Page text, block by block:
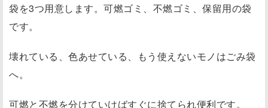
袋を3つ用意します。可燃ゴミ、不燃ゴミ、保留用の袋
です。
壊れている、色あせている、もう使えないモノはごみ袋
へ。
可燃と不燃を分けていけばすぐに捨てられ便利です。